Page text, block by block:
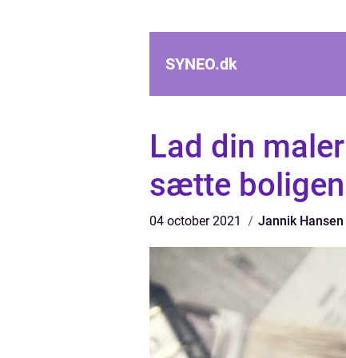
SYNEO.dk
Lad din
sætte
04 october 2021 Jannik Hansen